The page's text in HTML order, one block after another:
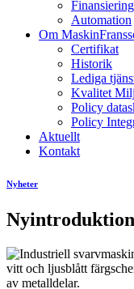
Finansiering
Automation
Om
Certifikat
Historik
Lediga
Kvalitet
Policy
Policy
Aktuellt
Kontakt
Nyheter